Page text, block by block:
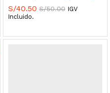
S/40.50 S/50.00 IGV
Incluido.